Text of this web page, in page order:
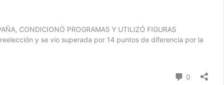
CONDICIONÓ PROGRAMAS Y UTILIZÓ FIGURAS
y se vio superada por 14 puntos de diferencia por la
0